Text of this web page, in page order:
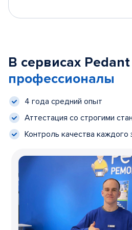
В сервисах
профессионалы
4 года средний опыт
Аттестация со строгими
Контроль качества каждого